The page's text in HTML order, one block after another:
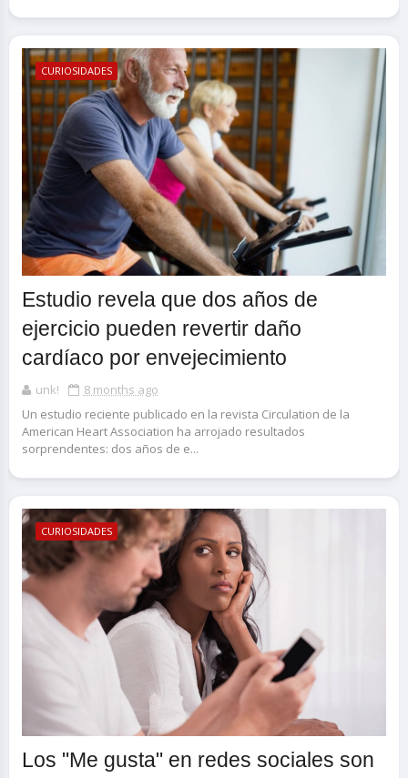
CURIOSIDADES
Estudio revela que dos años de
ejercicio pueden revertir daño
cardíaco por envejecimiento
unk!
8 months ago
Un estudio reciente publicado en la revista Circulation de la
American Heart Association ha arrojado resultados
sorprendentes: dos años de e...
CURIOSIDADES
Los "Me gusta" en redes sociales son